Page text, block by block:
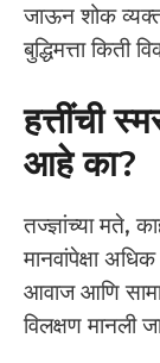
जाऊन शोक
बुद्धिमत्ता किती
हत्तींची
आहे का?
तज्ज्ञांच्या मते,
मानवांपेक्षा
आवाज आणि
विलक्षण मानली